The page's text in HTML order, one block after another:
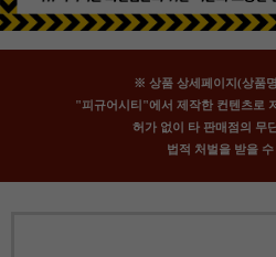
※ 상품 상세페이지(상품
"피규어시티"에서 제작한 컨텐츠로
허가 없이 타 판매점의 무
법적 처벌을 받을